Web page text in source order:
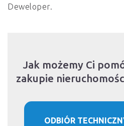
Deweloper.
Jak możemy Ci
zakupie
ODBIÓR